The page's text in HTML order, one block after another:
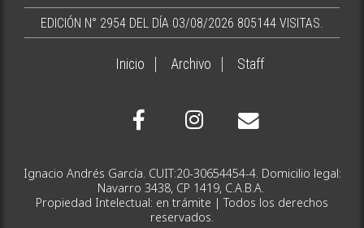
EDICIÓN N° 2954 DEL DÍA 03/08/2026 805144 VISITAS.
Inicio Archivo Staff
Ignacio Andrés García. CUIT:20-30654454-4. Domicilio legal:
Navarro 3438, CP 1419, C.A.B.A.
Propiedad Intelectual: en trámite | Todos los derechos
reservados.